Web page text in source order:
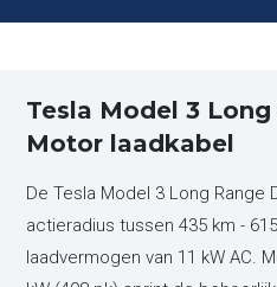
Tesla Model 3
Motor laadkabel
De Tesla Model 3 Long Range
actieradius tussen 435 km -
laadvermogen van 11 kW AC.